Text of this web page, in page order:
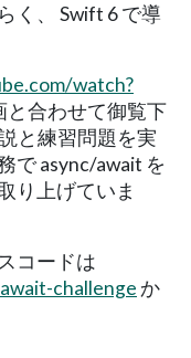
く、 Swift 6 で導
watch?
と合わせて御覧下
と練習問題を実
で async/await を
り上げていま
コードは
challengeか